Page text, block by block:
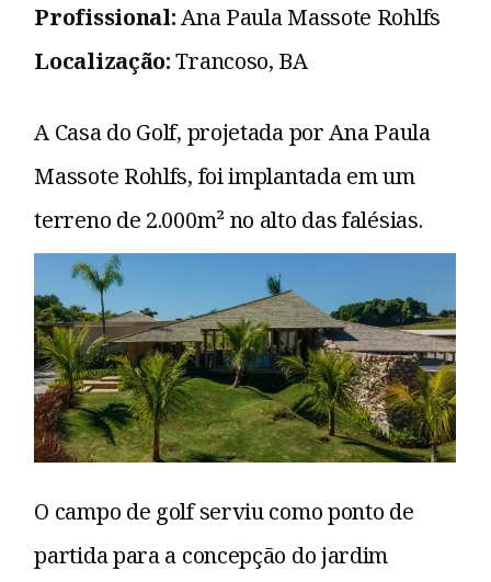
Profissional:Ana Paula Massote Rohlfs
Localização:Trancoso, BA
A Casa do Golf, projetada por Ana Paula
Massote Rohlfs, foi implantada em um
terreno de 2.000m² no alto das falésias.
O campo de golf serviu como ponto de
partida para a concepção do jardim